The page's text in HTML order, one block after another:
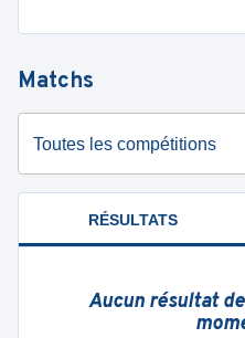
Matchs
Toutes les compétitions
RÉSULTATS
Aucun résultat